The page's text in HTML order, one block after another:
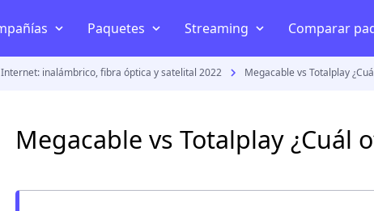
Telcel
Paquetes
Internet inalámbrico
Streaming
HBO
Comparar
Izzi vs
inalámbrico, fibra óptica y satelital 2022 Megacable vs Totalplay
Megacable vs Totalplay ¿Cuál